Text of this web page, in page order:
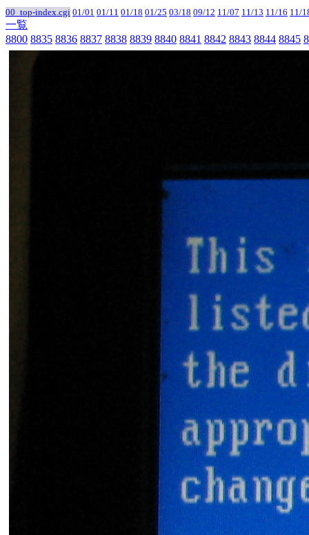
00_top-index.cgi 01/01 01/11 01/18 01/25 03/18 09/12 11/07 11/13 11/16 11/
一覧
8800 8835 8836 8837 8838 8839 8840 8841 8842 8843 8844 8845